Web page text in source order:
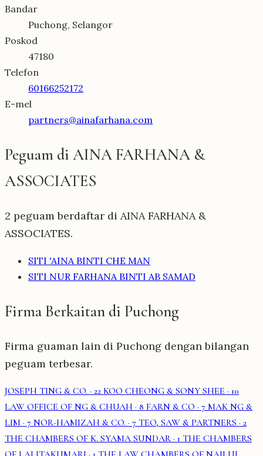
Bandar
Puchong, Selangor
Poskod
47180
Telefon
60166252172
E-mel
partners@ainafarhana.com
Peguam di AINA FARHANA &
ASSOCIATES
2 peguam berdaftar di AINA FARHANA &
ASSOCIATES.
SITI 'AINA BINTI CHE MAN
SITI NUR FARHANA BINTI AB SAMAD
Firma Berkaitan di Puchong
Firma guaman lain di Puchong dengan bilangan
peguam terbesar.
JOSEPH TING & CO. · 22 KOO CHEONG & SONY SHEE · 10
LAW OFFICE OF NG & CHUAH · 8 FARN & CO · 7 MAK NG &
LIM · 7 NOR-HAMIZAH & CO. · 7 TEO, SAW & PARTNERS · 2
THE CHAMBERS OF K. SYAMA SUNDAR· 1 THE CHAMBERS